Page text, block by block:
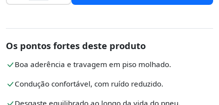
Os pontos fortes deste produto
Boa aderência e travagem em piso molhado.
Condução confortável, com ruído reduzido.
Desgaste equilibrado ao longo da vida do pneu.